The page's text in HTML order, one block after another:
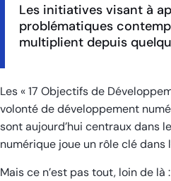
Les initiatives visant à
problématiques
multiplient depuis
Les « 17 Objectifs de
volonté de développement
sont aujourd’hui centraux dans
numérique joue un rôle clé
Mais ce n’est pas tout, loin de